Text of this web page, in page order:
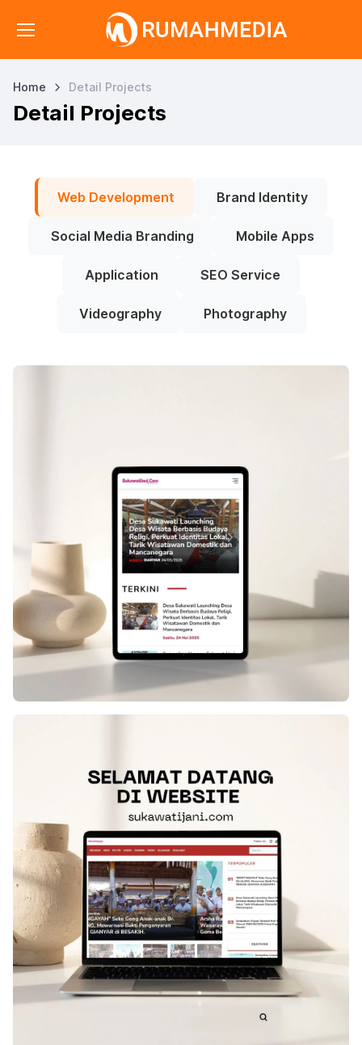
Home Detail Projects
Detail Projects
Web Development Brand Identity
Social Media Branding Mobile Apps
Application SEO Service
Videography Photography